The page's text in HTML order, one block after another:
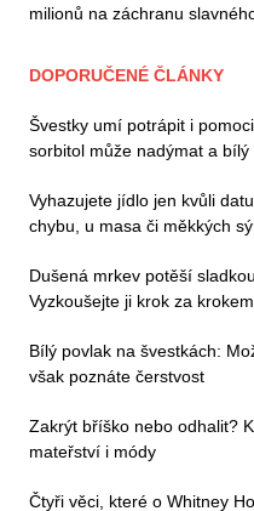
milionů na záchranu
DOPORUČENÉ ČLÁNKY
Švestky umí potrápit i
sorbitol může nadýmat a
Vyhazujete jídlo jen kvůli
chybu, u masa či měkkých
Dušená mrkev potěší
Vyzkoušejte ji krok za krokem
Bílý povlak na švestkách:
však poznáte čerstvost
Zakrýt bříško nebo odhalit?
mateřství i módy
Čtyři věci, které o Whitney